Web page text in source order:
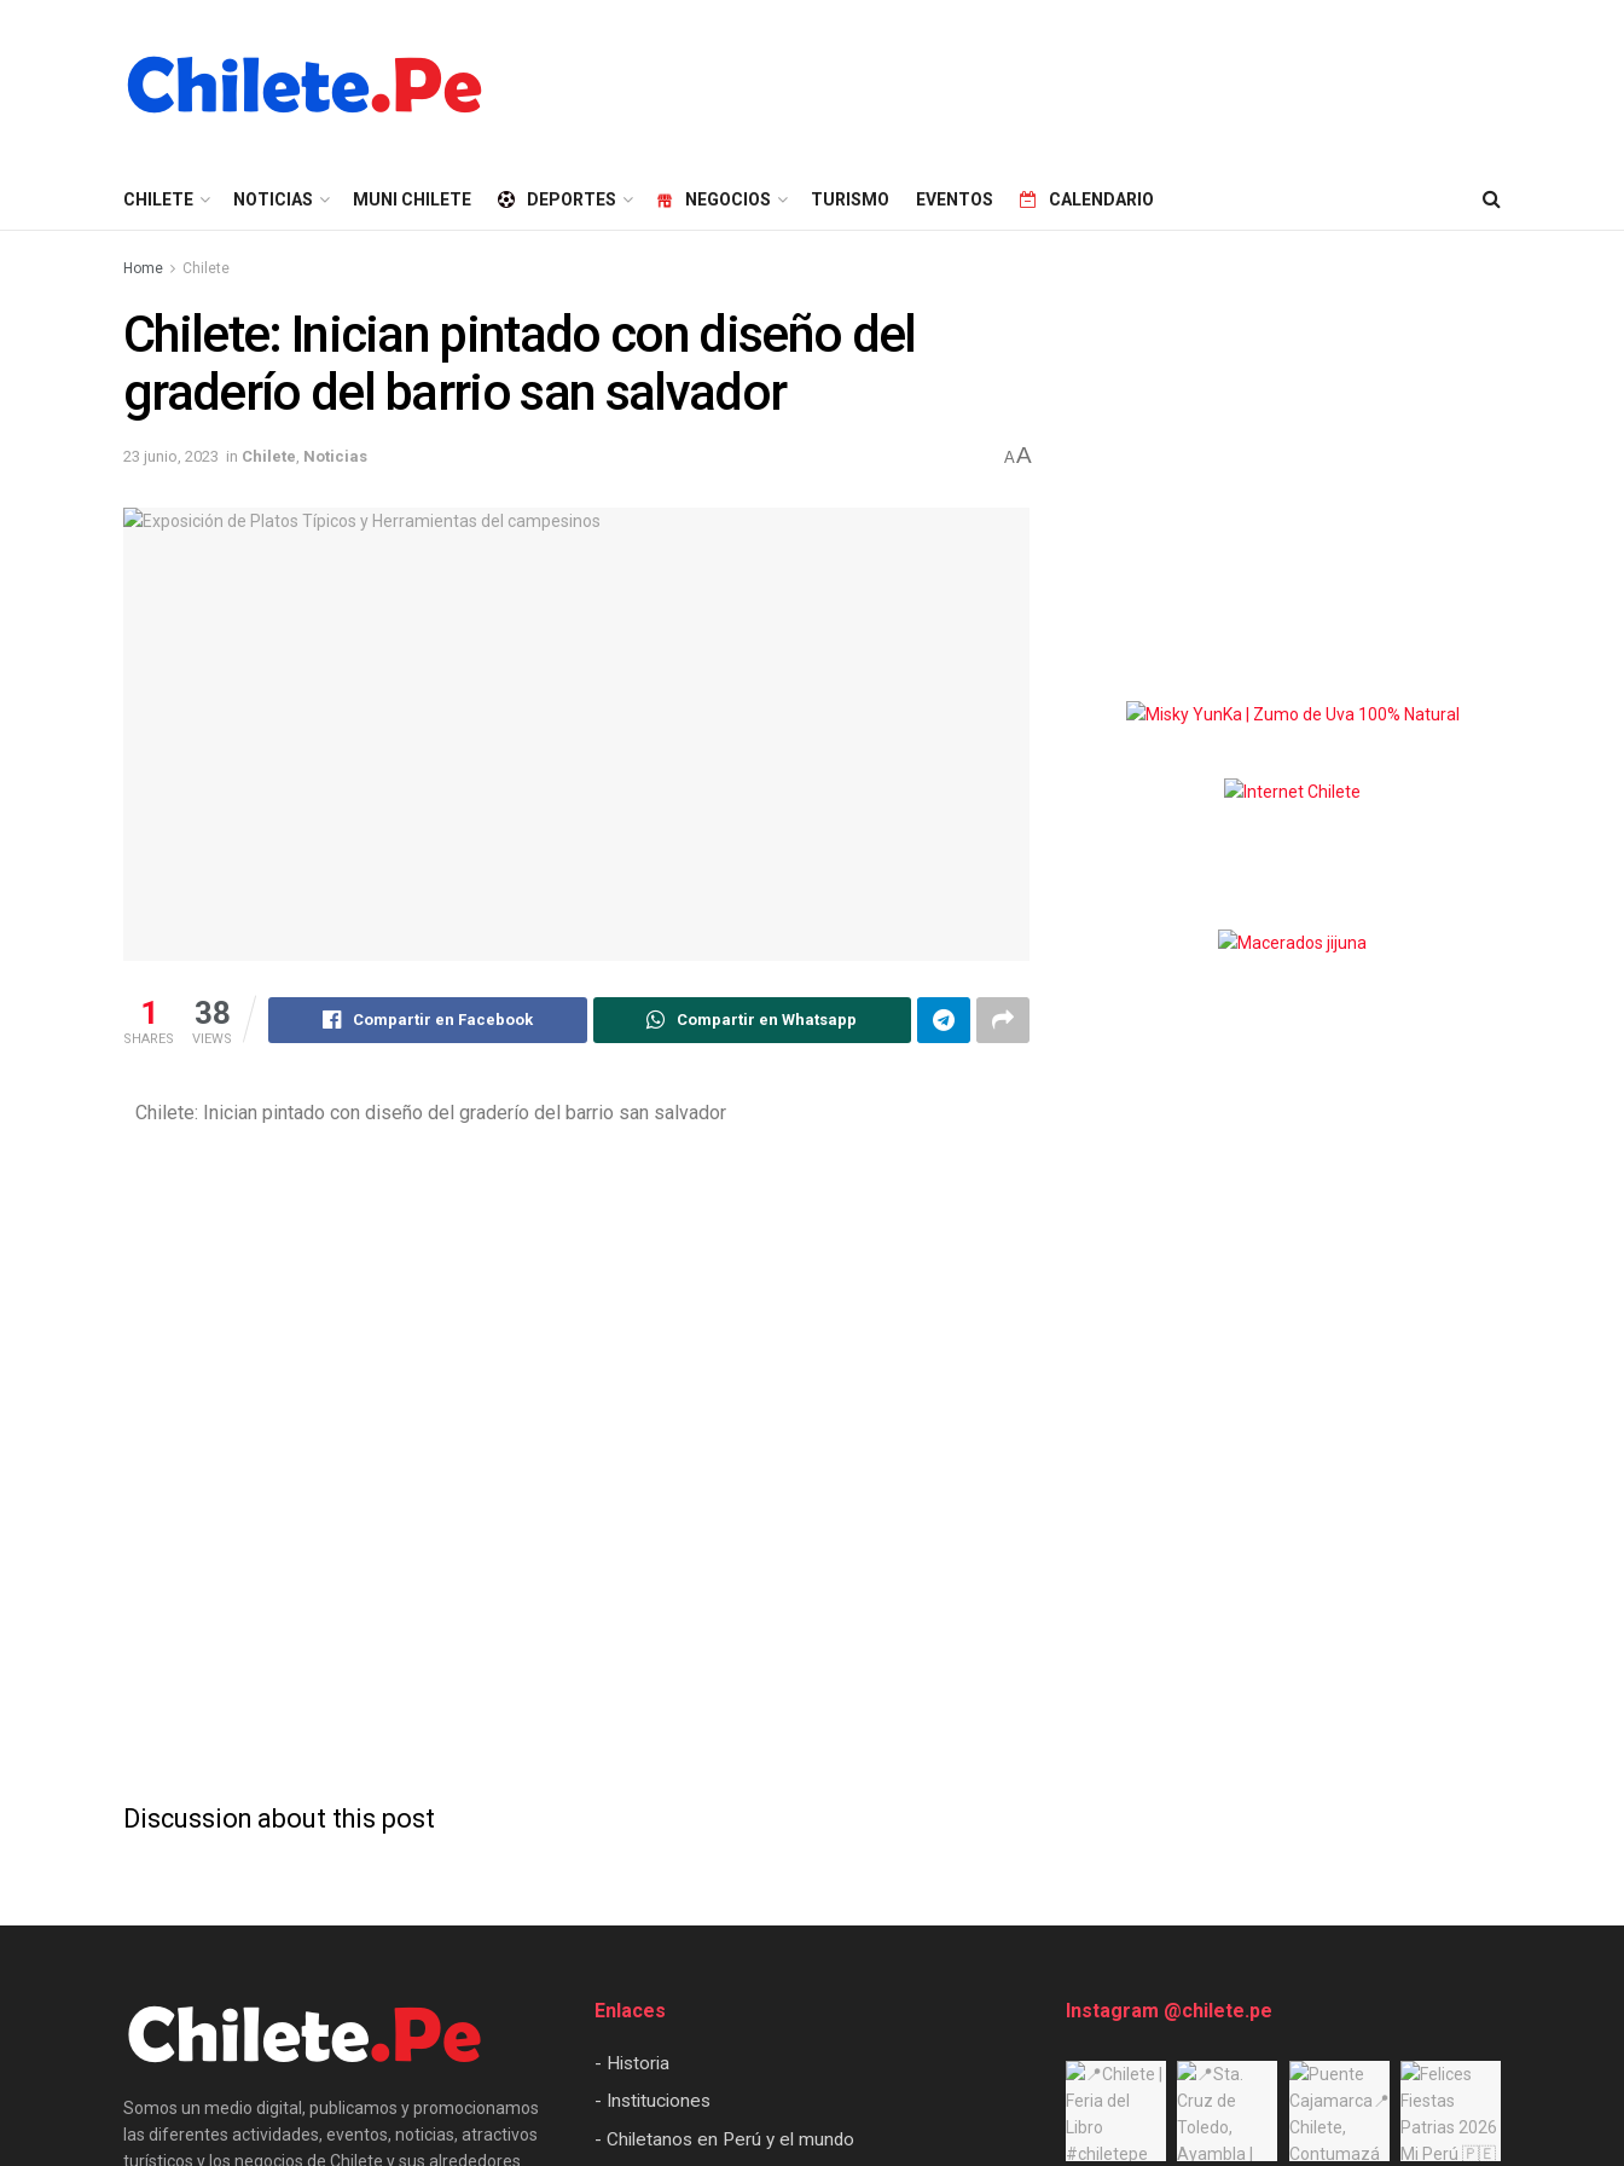
CHILETE NOTICIAS MUNI CHILETE DEPORTES NEGOCIOS TURISMO EVENTOS CALENDARIO
Home Chilete
Chilete: Inician pintado con diseño del
graderío del barrio san salvador
23 junio, 2023 in Chilete Noticias AA
1
SHARES
38
VIEWS
Compartir en Facebook Compartir en Whatsapp
Chilete: Inician pintado con diseño del graderío del barrio san salvador
Discussion about this post
Somos un medio digital, publicamos y promocionamos
las diferentes actividades, eventos, noticias, atractivos
turísticos y los negocios de Chilete y sus alrededores.
Enlaces
- Historia
- Instituciones
- Chiletanos en Perú y el mundo
Instagram @chilete.pe